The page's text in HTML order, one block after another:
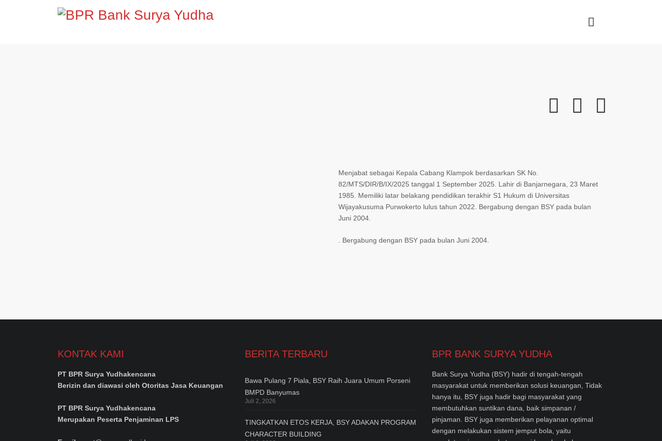
Menjabat sebagai Kepala Cabang Klampok berdasarkan SK No.
82/MTS/DIR/B/IX/2025 tanggal 1 September 2025. Lahir di Banjarnegara, 23 Maret
1985. Memiliki latar belakang pendidikan terakhir S1 Hukum di Universitas
Wijayakusuma Purwokerto lulus tahun 2022. Bergabung dengan BSY pada bulan
Juni 2004.
. Bergabung dengan BSY pada bulan Juni 2004.
KONTAK KAMI
PT BPR Surya Yudhakencana
Berizin dan diawasi oleh Otoritas Jasa Keuangan
PT BPR Surya Yudhakencana
Merupakan Peserta Penjaminan LPS
BERITA TERBARU
Bawa Pulang 7 Piala, BSY Raih Juara Umum Porseni
BMPD Banyumas
Juli 2, 2026
TINGKATKAN ETOS KERJA, BSY ADAKAN PROGRAM
CHARACTER BUILDING
BPR BANK SURYA YUDHA
Bank Surya Yudha (BSY) hadir di tengah-tengah
masyarakat untuk memberikan solusi keuangan, Tidak
hanya itu, BSY juga hadir bagi masyarakat yang
membutuhkan suntikan dana, baik simpanan /
pinjaman. BSY juga memberikan pelayanan optimal
dengan melakukan sistem jemput bola, yaitu